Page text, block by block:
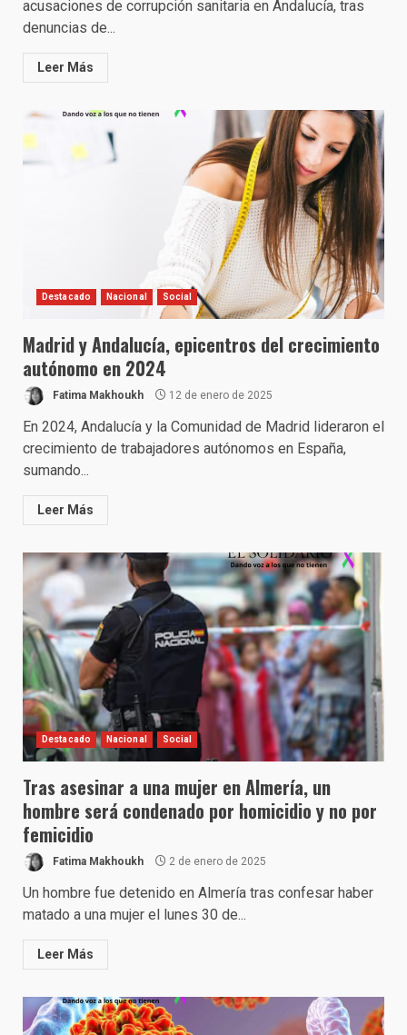
acusaciones de corrupción sanitaria en Andalucía, tras
denuncias de...
Leer Más
Destacado Nacional Social
Madrid y Andalucía, epicentros del crecimiento
autónomo en 2024
Fatima Makhoukh 12 de enero de 2025
En 2024, Andalucía y la Comunidad de Madrid lideraron el
crecimiento de trabajadores autónomos en España,
sumando...
Leer Más
Destacado Nacional Social
Tras asesinar a una mujer en Almería, un
hombre será condenado por homicidio y no por
femicidio
Fatima Makhoukh 2 de enero de 2025
Un hombre fue detenido en Almería tras confesar haber
matado a una mujer el lunes 30 de...
Leer Más